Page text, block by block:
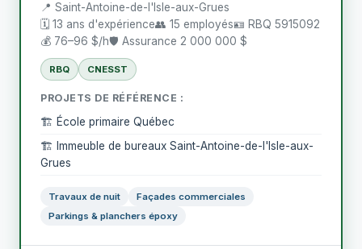
📍 Saint-Antoine-de-l'Isle-aux-Grues
🗓️ 13 ans d'expérience👥 15 employés🪪 RBQ 5915092
💰 76–96 $/h🛡️ Assurance 2 000 000 $
RBQ CNESST
PROJETS DE RÉFÉRENCE :
🏗️ École primaire Québec
🏗️ Immeuble de bureaux Saint-Antoine-de-l'Isle-aux-
Grues
Travaux de nuit
Façades commerciales
Parkings & planchers époxy